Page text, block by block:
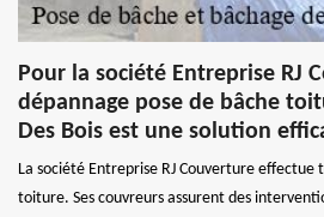
Pour la société Entreprise RJ
dépannage pose de bâche
Des Bois est une solution
La société Entreprise RJ Couverture effectue
toiture. Ses couvreurs assurent des